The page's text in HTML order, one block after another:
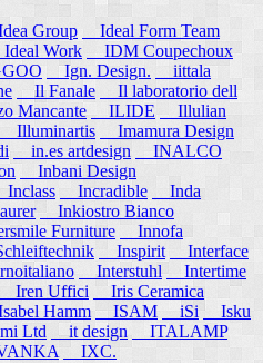
Group
Ideal Form Team
Work
IDM Coupechoux
Ign. Design.
iittala
Il Fanale
Il laboratorio dell
Mancante ILIDE
Illulian
Illuminartis
Imamura Design
in.es artdesign
INALCO
Inbani Design
Incradible
Inda
Inkiostro Bianco
Furniture
Innofa
Inspirit
Interface
Interstuhl
Intertime
Iren Uffici
Iris Ceramica
Hamm ISAM iSi Isku
Ltd it design
ITALAMP
IXC.